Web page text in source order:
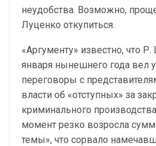
неудобства. Возможно,
Луценко откупиться.
«Аргументу» известно, что
января нынешнего года вел
переговоры с
власти об «отступных» за
криминального
момент резко возросла
темы», что сорвало